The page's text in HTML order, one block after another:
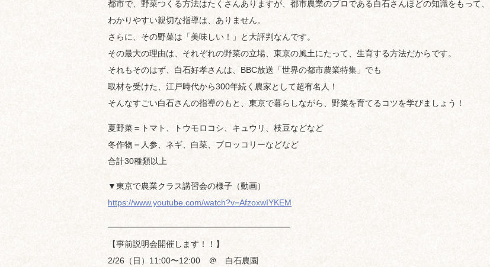
都市で、野菜つくる方法はたくさんありますが、都市農業のプロである白石さんほどの知識をもって、
わかりやすい親切な指導は、ありません。
さらに、その野菜は「美味しい！」と大評判なんです。
その最大の理由は、それぞれの野菜の立場、東京の風土にたって、生育する方法だからです。
それもそのはず、白石好孝さんは、BBC放送「世界の都市農業特集」でも
取材を受けた、江戸時代から300年続く農家として超有名人！
そんなすごい白石さんの指導のもと、東京で暮らしながら、野菜を育てるコツを学びましょう！
夏野菜＝トマト、トウモロコシ、キュウリ、枝豆などなど
冬作物＝人参、ネギ、白菜、ブロッコリーなどなど
合計30種類以上
▼東京で農業クラス講習会の様子（動画）
https://www.youtube.com/watch?v=AfzoxwIYKEM
━━━━━━━━━━━━━━━━━━━━━━
【事前説明会開催します！！】
2/26（日）11:00〜12:00 ＠ 白石農園